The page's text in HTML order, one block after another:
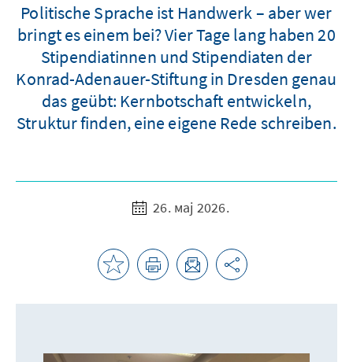
Politische Sprache ist Handwerk – aber wer
bringt es einem bei? Vier Tage lang haben 20
Stipendiatinnen und Stipendiaten der
Konrad-Adenauer-Stiftung in Dresden genau
das geübt: Kernbotschaft entwickeln,
Struktur finden, eine eigene Rede schreiben.
26. мај 2026.